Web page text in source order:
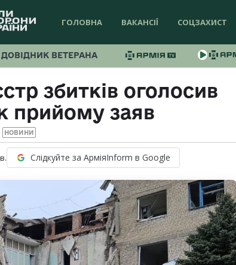
ГОЛОВНА ВАКАНСІЇ СОЦЗАХИСТ
ДОВІДНИК ВЕТЕРАНА
збитків оголосив
прийому заяв
НОВИНИ
Слідкуйте за АрміяInform в Google